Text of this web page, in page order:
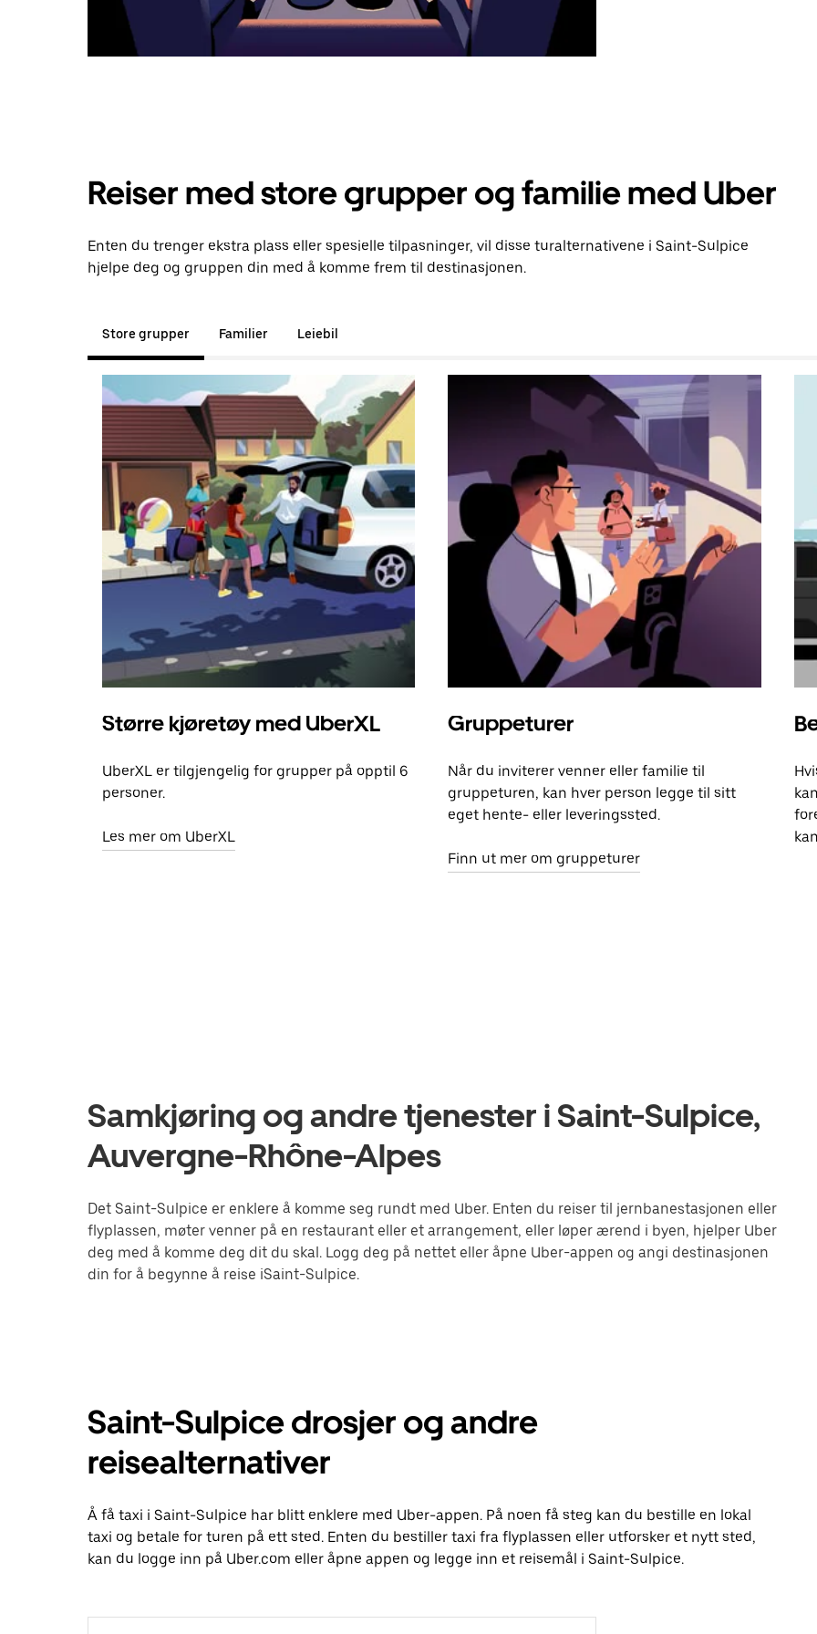
Reiser med store grupper og familie med Uber
Enten du trenger ekstra plass eller spesielle tilpasninger, vil disse turalternativene i Saint-Sulpice
hjelpe deg og gruppen din med å komme frem til destinasjonen.
Store grupper Familier Leiebil
Større kjøretøy med UberXL
UberXL er tilgjengelig for grupper på opptil 6
personer.
Les mer om UberXL
Gruppeturer
Når du inviterer venner eller familie til
gruppeturen, kan hver person legge til sitt
eget hente- eller leveringssted.
Finn ut mer om gruppeturer
Samkjøring og andre tjenester i Saint-Sulpice,
Auvergne-Rhône-Alpes
Det Saint-Sulpice er enklere å komme seg rundt med Uber. Enten du reiser til jernbanestasjonen eller
flyplassen, møter venner på en restaurant eller et arrangement, eller løper ærend i byen, hjelper Uber
deg med å komme deg dit du skal. Logg deg på nettet eller åpne Uber-appen og angi destinasjonen
din for å begynne å reise iSaint-Sulpice.
Saint-Sulpice drosjer og andre
reisealternativer
Å få taxi i Saint-Sulpice har blitt enklere med Uber-appen. På noen få steg kan du bestille en lokal
taxi og betale for turen på ett sted. Enten du bestiller taxi fra flyplassen eller utforsker et nytt sted,
kan du logge inn på Uber.com eller åpne appen og legge inn et reisemål i Saint-Sulpice.